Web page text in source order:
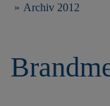
Archiv 2012